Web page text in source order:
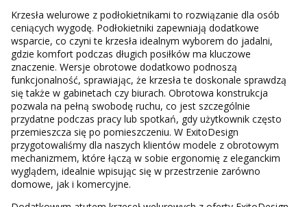
Krzesła welurowe z podłokietnikami to rozwiązanie dla osób
ceniących wygodę. Podłokietniki zapewniają dodatkowe
wsparcie, co czyni te krzesła idealnym wyborem do jadalni,
gdzie komfort podczas długich posiłków ma kluczowe
znaczenie. Wersje obrotowe dodatkowo podnoszą
funkcjonalność, sprawiając, że krzesła te doskonale sprawdzą
się także w gabinetach czy biurach. Obrotowa konstrukcja
pozwala na pełną swobodę ruchu, co jest szczególnie
przydatne podczas pracy lub spotkań, gdy użytkownik często
przemieszcza się po pomieszczeniu. W ExitoDesign
przygotowaliśmy dla naszych klientów modele z obrotowym
mechanizmem, które łączą w sobie ergonomię z eleganckim
wyglądem, idealnie wpisując się w przestrzenie zarówno
domowe, jak i komercyjne.